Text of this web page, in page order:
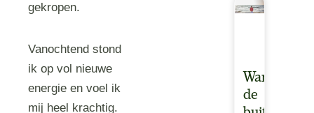
gekropen.
Vanochtend stond
ik op vol nieuwe
energie en voel ik
mij heel krachtig.
Wanneer
de